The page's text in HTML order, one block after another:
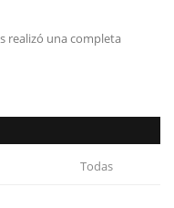
realizó una completa
Todas